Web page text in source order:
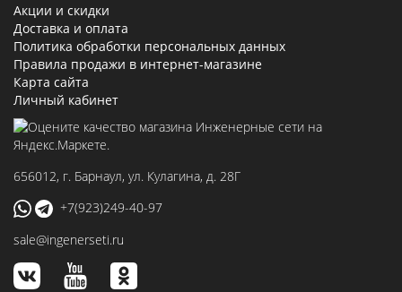
Акции и скидки
Доставка и оплата
Политика обработки персональных данных
Правила продажи в интернет-магазине
Карта сайта
Личный кабинет
656012, г. Барнаул, ул. Кулагина, д. 28Г
+7(923)249-40-97
sale@ingenerseti.ru